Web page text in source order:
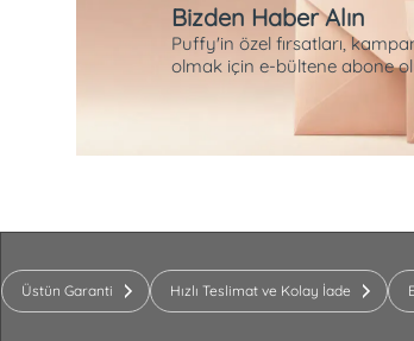
Bizden Haber Alın
Puffy'in özel fırsatları,
olmak için e-bültene abone
Üstün Garanti Hızlı Teslimat ve Kolay İade